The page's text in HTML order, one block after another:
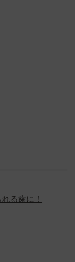
る歯に！